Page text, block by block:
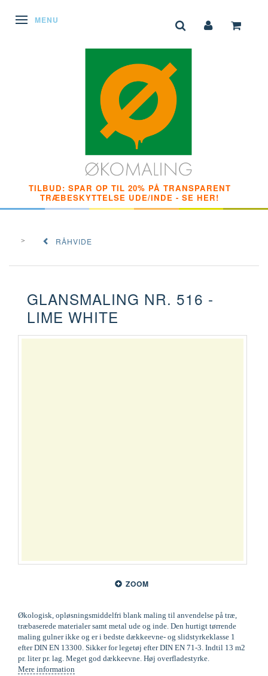
SKIFTE NAVIGATION
MENU
TILBUD: SPAR OP TIL 20% PÅ TRANSPARENT
TRÆBESKYTTELSE UDE/INDE - SE HER!
RÅHVIDE
GLANSMALING NR. 516 -
LIME WHITE
ZOOM
Økologisk, opløsningsmiddelfri blank maling til anvendelse på træ,
træbaserede materialer samt metal ude og inde. Den hurtigt tørrende
maling gulner ikke og er i bedste dækkeevne- og slidstyrkeklasse 1
efter DIN EN 13300. Sikker for legetøj efter DIN EN 71-3. Indtil 13 m2
pr. liter pr. lag. Meget god dækkeevne. Høj overfladestyrke.
Mere information